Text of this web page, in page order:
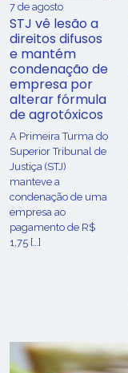
7 de agosto
STJ vê lesão a
direitos difusos
e mantém
condenação de
empresa por
alterar fórmula
de agrotóxicos
​A Primeira Turma do
Superior Tribunal de
Justiça (STJ)
manteve a
condenação de uma
empresa ao
pagamento de R$
1,75 […]